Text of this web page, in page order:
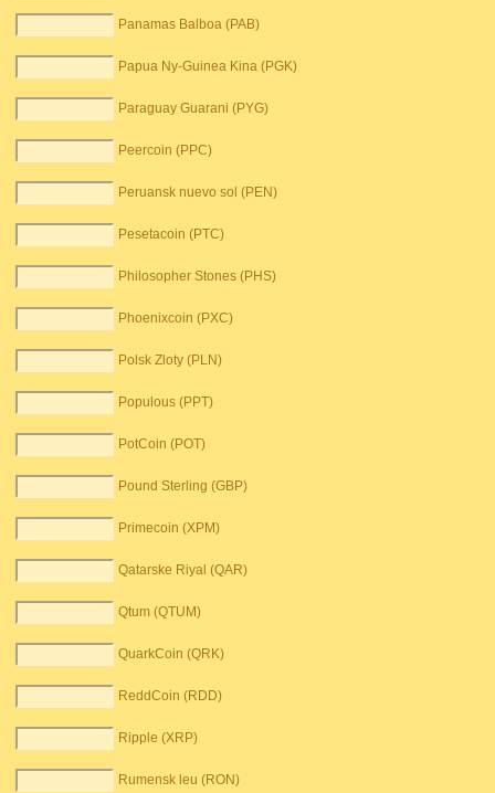
Panamas Balboa (PAB)
Papua Ny-Guinea Kina (PGK)
Paraguay Guarani (PYG)
Peercoin (PPC)
Peruansk nuevo sol (PEN)
Pesetacoin (PTC)
Philosopher Stones (PHS)
Phoenixcoin (PXC)
Polsk Zloty (PLN)
Populous (PPT)
PotCoin (POT)
Pound Sterling (GBP)
Primecoin (XPM)
Qatarske Riyal (QAR)
Qtum (QTUM)
QuarkCoin (QRK)
ReddCoin (RDD)
Ripple (XRP)
Rumensk leu (RON)